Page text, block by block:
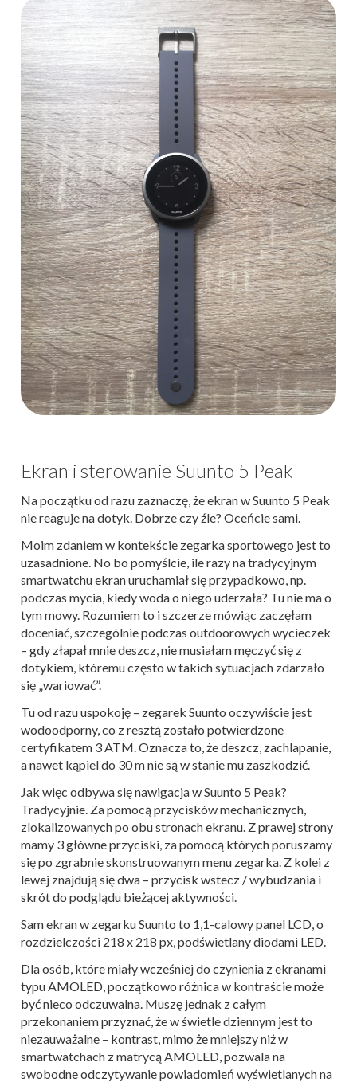
Ekran i sterowanie Suunto 5 Peak
Na początku od razu zaznaczę, że ekran w Suunto 5 Peak
nie reaguje na dotyk. Dobrze czy źle? Oceńcie sami.
Moim zdaniem w kontekście zegarka sportowego jest to
uzasadnione. No bo pomyślcie, ile razy na tradycyjnym
smartwatchu ekran uruchamiał się przypadkowo, np.
podczas mycia, kiedy woda o niego uderzała? Tu nie ma o
tym mowy. Rozumiem to i szczerze mówiąc zaczęłam
doceniać, szczególnie podczas outdoorowych wycieczek
– gdy złapał mnie deszcz, nie musiałam męczyć się z
dotykiem, któremu często w takich sytuacjach zdarzało
się „wariować”.
Tu od razu uspokoję – zegarek Suunto oczywiście jest
wodoodporny, co z resztą zostało potwierdzone
certyfikatem 3 ATM. Oznacza to, że deszcz, zachlapanie,
a nawet kąpiel do 30 m nie są w stanie mu zaszkodzić.
Jak więc odbywa się nawigacja w Suunto 5 Peak?
Tradycyjnie. Za pomocą przycisków mechanicznych,
zlokalizowanych po obu stronach ekranu. Z prawej strony
mamy 3 główne przyciski, za pomocą których poruszamy
się po zgrabnie skonstruowanym menu zegarka. Z kolei z
lewej znajdują się dwa – przycisk wstecz / wybudzania i
skrót do podglądu bieżącej aktywności.
Sam ekran w zegarku Suunto to 1,1-calowy panel LCD, o
rozdzielczości 218 x 218 px, podświetlany diodami LED.
Dla osób, które miały wcześniej do czynienia z ekranami
typu AMOLED, początkowo różnica w kontraście może
być nieco odczuwalna. Muszę jednak z całym
przekonaniem przyznać, że w świetle dziennym jest to
niezauważalne – kontrast, mimo że mniejszy niż w
smartwatchach z matrycą AMOLED, pozwala na
swobodne odczytywanie powiadomień wyświetlanych na